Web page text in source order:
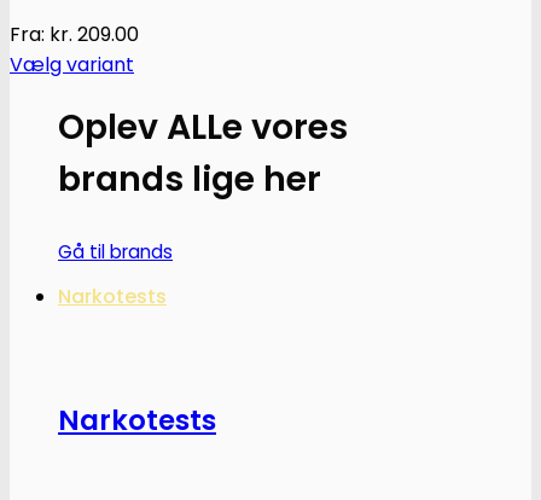
Oplev ALLe vores
brands lige her
Gå til brands
Narkotests
Narkotests
Fra: kr. 209.00
Vælg variant
Mulighederne
vælges